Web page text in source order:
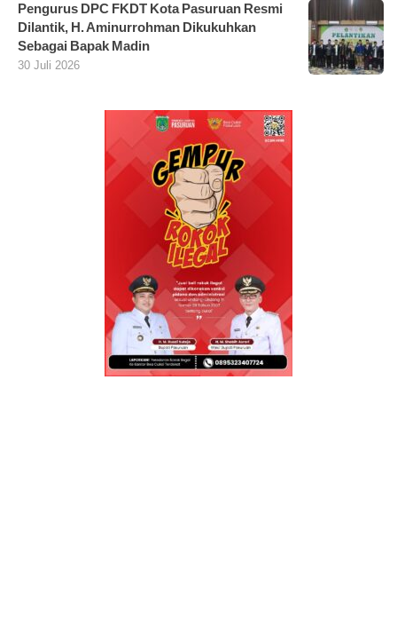
Pengurus DPC FKDT Kota Pasuruan Resmi
Dilantik, H. Aminurrohman Dikukuhkan
Sebagai Bapak Madin
30 Juli 2026